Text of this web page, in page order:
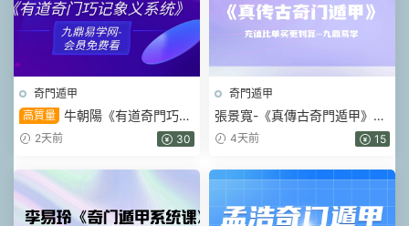
奇門遁甲
高質量 牛朝陽《有道奇門巧記
象義系統》17集視頻 約3小時
2天前 30
奇門遁甲
張景寬-《真傳古奇門遁甲》15
集視頻
4天前 15